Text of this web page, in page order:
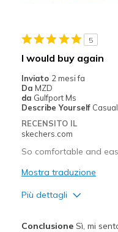
Migliori Utilizzi:
Going Out
View On Shoes
5
I would buy again
Inviato 2 mesi fa
Da MZD
da Gulfport Ms
Describe Yourself Casual
RECENSITO IL
skechers.com
So comfortable and
Mostra traduzione
Più dettagli
ConclusioneSì, mi